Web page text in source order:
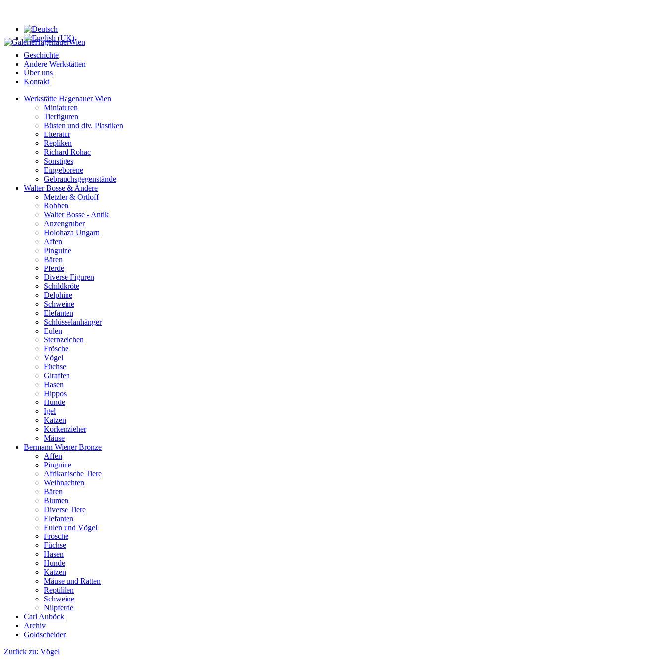
Geschichte
Andere Werkstätten
Über uns
Kontakt
Werkstätte Hagenauer Wien
Miniaturen
Tierfiguren
Büsten und div. Plastiken
Literatur
Repliken
Richard Rohac
Sonstiges
Eingeborene
Gebrauchsgegenstände
Walter Bosse & Andere
Metzler & Ortloff
Robben
Walter Bosse - Antik
Anzengruber
Holohaza Ungarn
Affen
Pinguine
Bären
Pferde
Diverse Figuren
Schildkröte
Delphine
Schweine
Elefanten
Schlüsselanhänger
Eulen
Sternzeichen
Frösche
Vögel
Füchse
Giraffen
Hasen
Hippos
Hunde
Igel
Katzen
Korkenzieher
Mäuse
Bermann Wiener Bronze
Affen
Pinguine
Afrikanische Tiere
Weihnachten
Bären
Blumen
Diverse Tiere
Elefanten
Eulen und Vögel
Frösche
Füchse
Hasen
Hunde
Katzen
Mäuse und Ratten
Reptililen
Schweine
Nilpferde
Carl Auböck
Archiv
Goldscheider
Zurück zu: Vögel